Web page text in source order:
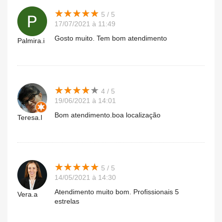
Palmira.i
★★★★★
★★★★★ 5 / 5
17/07/2021 à 11:49
Gosto muito. Tem bom atendimento
Teresa.l
★★★★★
★★★★★ 4 / 5
19/06/2021 à 14:01
Bom atendimento.boa localização
Vera.a
★★★★★
★★★★★ 5 / 5
14/05/2021 à 14:30
Atendimento muito bom. Profissionais 5
estrelas